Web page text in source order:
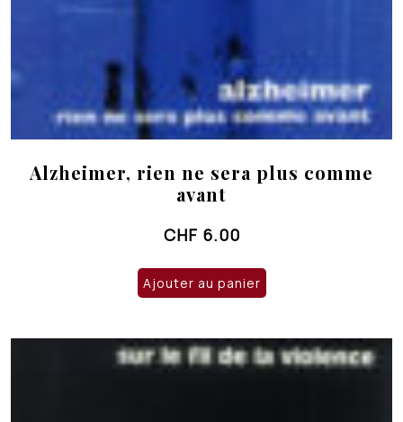
Alzheimer, rien ne sera plus comme
avant
CHF 6.00
Ajouter au panier